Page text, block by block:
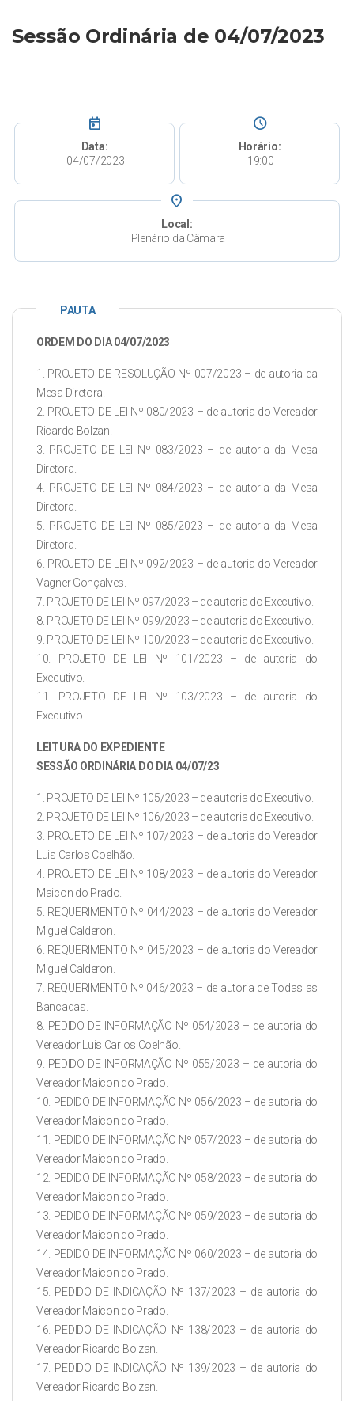
Sessão Ordinária de 04/07/2023
today
Data:
04/07/2023
schedule
Horário:
19:00
place
Local:
Plenário da Câmara
PAUTA
ORDEM DO DIA 04/07/2023
1. PROJETO DE RESOLUÇÃO Nº 007/2023 – de autoria da
Mesa Diretora.
2. PROJETO DE LEI Nº 080/2023 – de autoria do Vereador
Ricardo Bolzan.
3. PROJETO DE LEI Nº 083/2023 – de autoria da Mesa
Diretora.
4. PROJETO DE LEI Nº 084/2023 – de autoria da Mesa
Diretora.
5. PROJETO DE LEI Nº 085/2023 – de autoria da Mesa
Diretora.
6. PROJETO DE LEI Nº 092/2023 – de autoria do Vereador
Vagner Gonçalves.
7. PROJETO DE LEI Nº 097/2023 – de autoria do Executivo.
8. PROJETO DE LEI Nº 099/2023 – de autoria do Executivo.
9. PROJETO DE LEI Nº 100/2023 – de autoria do Executivo.
10. PROJETO DE LEI Nº 101/2023 – de autoria do
Executivo.
11. PROJETO DE LEI Nº 103/2023 – de autoria do
Executivo.
LEITURA DO EXPEDIENTE
SESSÃO ORDINÁRIA DO DIA 04/07/23
1. PROJETO DE LEI Nº 105/2023 – de autoria do Executivo.
2. PROJETO DE LEI Nº 106/2023 – de autoria do Executivo.
3. PROJETO DE LEI Nº 107/2023 – de autoria do Vereador
Luis Carlos Coelhão.
4. PROJETO DE LEI Nº 108/2023 – de autoria do Vereador
Maicon do Prado.
5. REQUERIMENTO Nº 044/2023 – de autoria do Vereador
Miguel Calderon.
6. REQUERIMENTO Nº 045/2023 – de autoria do Vereador
Miguel Calderon.
7. REQUERIMENTO Nº 046/2023 – de autoria de Todas as
Bancadas.
8. PEDIDO DE INFORMAÇÃO Nº 054/2023 – de autoria do
Vereador Luis Carlos Coelhão.
9. PEDIDO DE INFORMAÇÃO Nº 055/2023 – de autoria do
Vereador Maicon do Prado.
10. PEDIDO DE INFORMAÇÃO Nº 056/2023 – de autoria do
Vereador Maicon do Prado.
11. PEDIDO DE INFORMAÇÃO Nº 057/2023 – de autoria do
Vereador Maicon do Prado.
12. PEDIDO DE INFORMAÇÃO Nº 058/2023 – de autoria do
Vereador Maicon do Prado.
13. PEDIDO DE INFORMAÇÃO Nº 059/2023 – de autoria do
Vereador Maicon do Prado.
14. PEDIDO DE INFORMAÇÃO Nº 060/2023 – de autoria do
Vereador Maicon do Prado.
15. PEDIDO DE INDICAÇÃO Nº 137/2023 – de autoria do
Vereador Maicon do Prado.
16. PEDIDO DE INDICAÇÃO Nº 138/2023 – de autoria do
Vereador Ricardo Bolzan.
17. PEDIDO DE INDICAÇÃO Nº 139/2023 – de autoria do
Vereador Ricardo Bolzan.